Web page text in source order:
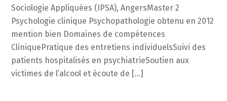
Sociologie Appliquées (IPSA), AngersMaster 2
Psychologie clinique Psychopathologie obtenu en 2012
mention bien Domaines de compétences
CliniquePratique des entretiens individuelsSuivi des
patients hospitalisés en psychiatrieSoutien aux
victimes de l’alcool et écoute de […]